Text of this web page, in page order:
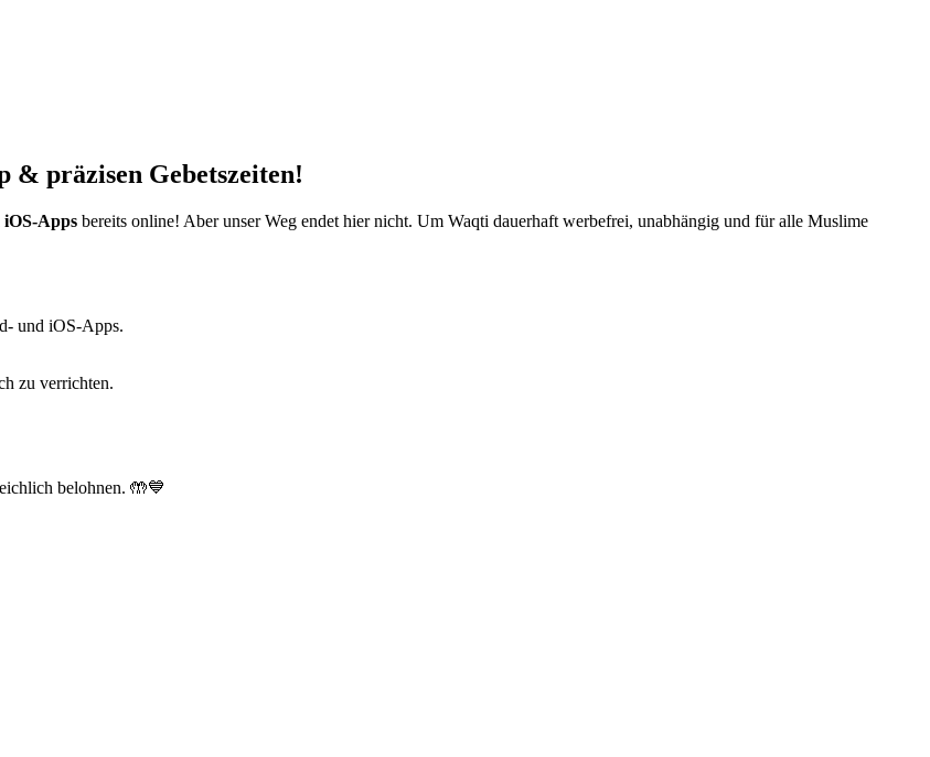
& präzisen Gebetszeiten!
Apps bereits online! Aber unser Weg endet hier nicht. Um Waqti dauerhaft werbefrei, unabhängig und für alle Muslime
und iOS-Apps.
zu verrichten.
belohnen. 🤲💙